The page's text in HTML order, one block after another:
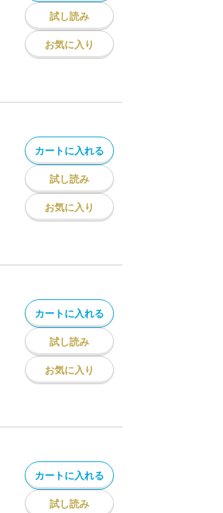
試し読み
お気に入り
カートに入れる
試し読み
お気に入り
カートに入れる
試し読み
お気に入り
カートに入れる
試し読み